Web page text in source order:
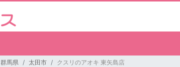
群馬県 太田市
クスリのアオキ 東矢島店